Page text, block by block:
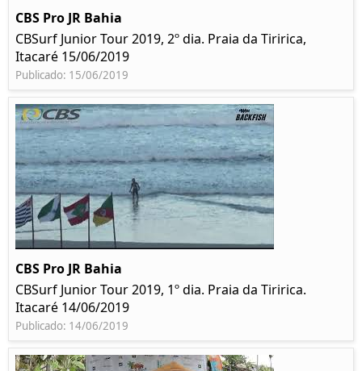
CBS Pro JR Bahia
CBSurf Junior Tour 2019, 2º dia. Praia da Tiririca,
Itacaré 15/06/2019
Publicado: 15/06/2019
CBS Pro JR Bahia
CBSurf Junior Tour 2019, 1º dia. Praia da Tiririca.
Itacaré 14/06/2019
Publicado: 14/06/2019